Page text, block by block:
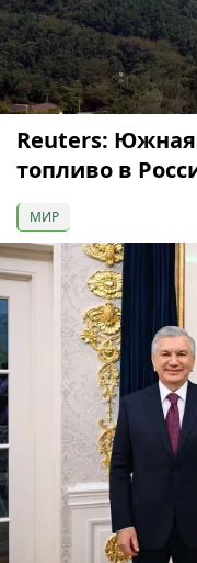
Reuters: Южная
топливо в
МИР